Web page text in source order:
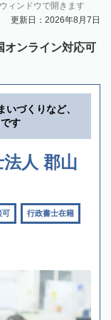
ィンドウで開きます
更新日：2026年8月7日
オンライン対応可
いづくりなど、
す
人 郡山
可 行政書士在籍